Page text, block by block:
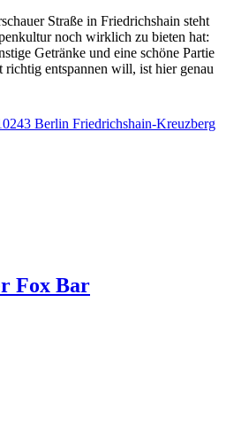
Straße in Friedrichshain steht
noch wirklich zu bieten hat:
Getränke und eine schöne Partie
entspannen will, ist hier genau
Berlin Friedrichshain-Kreuzberg
Fox Bar